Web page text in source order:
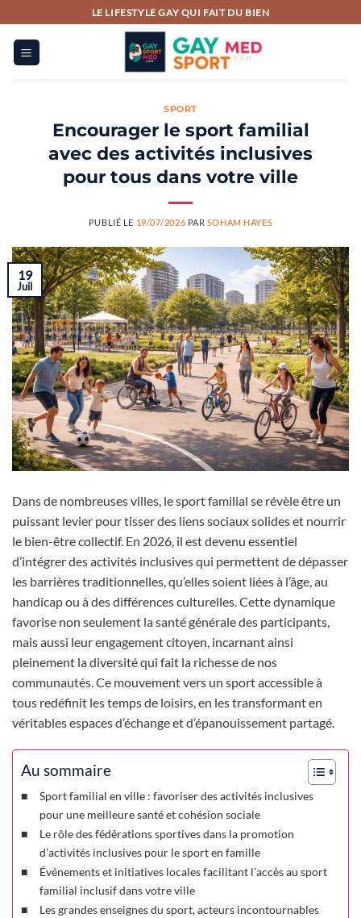
au
contenu
LE LIFESTYLE GAY QUI FAIT DU BIEN
SPORT
Encourager le sport familial
avec des activités inclusives
pour tous dans votre ville
PUBLIÉ LE 19/07/2026 PAR SOHAM HAYES
19
Juil
Dans de nombreuses villes, le sport familial se révèle être un
puissant levier pour tisser des liens sociaux solides et nourrir
le bien-être collectif. En 2026, il est devenu essentiel
d’intégrer des activités inclusives qui permettent de dépasser
les barrières traditionnelles, qu’elles soient liées à l’âge, au
handicap ou à des différences culturelles. Cette dynamique
favorise non seulement la santé générale des participants,
mais aussi leur engagement citoyen, incarnant ainsi
pleinement la diversité qui fait la richesse de nos
communautés. Ce mouvement vers un sport accessible à
tous redéfinit les temps de loisirs, en les transformant en
véritables espaces d’échange et d’épanouissement partagé.
Au sommaire
Sport familial en ville : favoriser des activités inclusives
pour une meilleure santé et cohésion sociale
Le rôle des fédérations sportives dans la promotion
d’activités inclusives pour le sport en famille
Événements et initiatives locales facilitant l’accès au sport
familial inclusif dans votre ville
Les grandes enseignes du sport, acteurs incontournables